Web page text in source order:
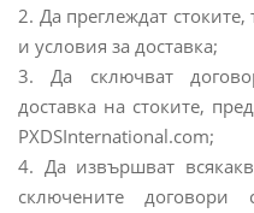
2. Да преглеждат
и условия за доставка;
3. Да сключват
доставка на стоките,
PXDSInternational.com;
4. Да извършват
сключените договори